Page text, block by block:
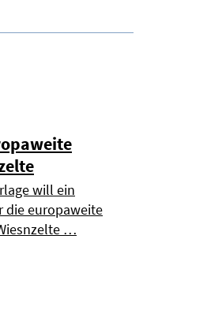
will ein
die europaweite
…